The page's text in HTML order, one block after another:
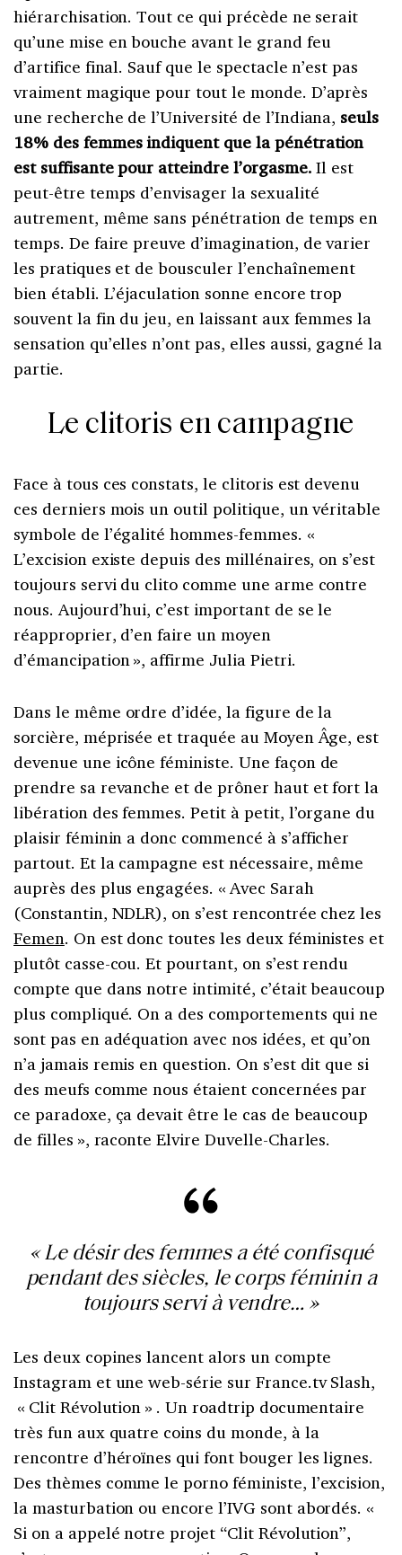
hiérarchisation. Tout ce qui précède ne serait
qu’une mise en bouche avant le grand feu
d’artifice final. Sauf que le spectacle n’est pas
vraiment magique pour tout le monde. D’après
une recherche de l’Université de l’Indiana, seuls
18% des femmes indiquent que la pénétration
est suffisante pour atteindre l’orgasme. Il est
peut-être temps d’envisager la sexualité
autrement, même sans pénétration de temps en
temps. De faire preuve d’imagination, de varier
les pratiques et de bousculer l’enchaînement
bien établi. L’éjaculation sonne encore trop
souvent la fin du jeu, en laissant aux femmes la
sensation qu’elles n’ont pas, elles aussi, gagné la
partie.
Le clitoris en campagne
Face à tous ces constats, le clitoris est devenu
ces derniers mois un outil politique, un véritable
symbole de l’égalité hommes-femmes. «
L’excision existe depuis des millénaires, on s’est
toujours servi du clito comme une arme contre
nous. Aujourd’hui, c’est important de se le
réapproprier, d’en faire un moyen
d’émancipation», affirme Julia Pietri.
Dans le même ordre d’idée, la figure de la
sorcière, méprisée et traquée au Moyen Âge, est
devenue une icône féministe. Une façon de
prendre sa revanche et de prôner haut et fort la
libération des femmes. Petit à petit, l’organe du
plaisir féminin a donc commencé à s’afficher
partout. Et la campagne est nécessaire, même
auprès des plus engagées. « Avec Sarah
(Constantin, NDLR), on s’est rencontrée chez les
Femen. On est donc toutes les deux féministes et
plutôt casse-cou. Et pourtant, on s’est rendu
compte que dans notre intimité, c’était beaucoup
plus compliqué. On a des comportements qui ne
sont pas en adéquation avec nos idées, et qu’on
n’a jamais remis en question. On s’est dit que si
des meufs comme nous étaient concernées par
ce paradoxe, ça devait être le cas de beaucoup
de filles », raconte Elvire Duvelle-Charles.
« Le désir des femmes a été confisqué
pendant des siècles, le corps féminin a
toujours servi à vendre… »
Les deux copines lancent alors un compte
Instagram et une web-série sur France.tv Slash,
« Clit Révolution » . Un roadtrip documentaire
très fun aux quatre coins du monde, à la
rencontre d’héroïnes qui font bouger les lignes.
Des thèmes comme le porno féministe, l’excision,
la masturbation ou encore l’IVG sont abordés. «
Si on a appelé notre projet “Clit Révolution”,